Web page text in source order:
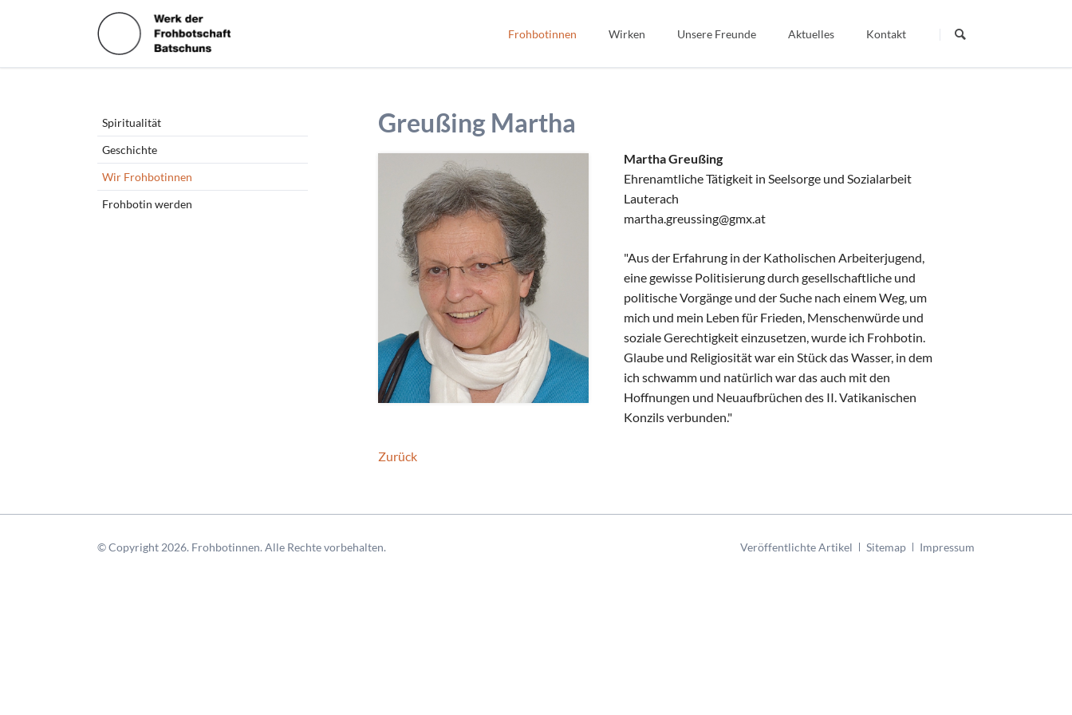
überspringen
Frohbotinnen
Wir Frohbotinnen
Frohbotin werden
Wirken
Soziales
Gastfreundschaft
Interkulturell/Interreligiös
Unsere Freunde Aktuelles Kontakt
Greußing Martha
Martha Greußing
Ehrenamtliche Tätigkeit in Seelsorge und Sozialarbeit
Lauterach
martha.greussing@gmx.at
"Aus der Erfahrung in der Katholischen Arbeiterjugend,
eine gewisse Politisierung durch gesellschaftliche und
politische Vorgänge und der Suche nach einem Weg, um
mich und mein Leben für Frieden, Menschenwürde und
soziale Gerechtigkeit einzusetzen, wurde ich Frohbotin.
Glaube und Religiosität war ein Stück das Wasser, in dem
ich schwamm und natürlich war das auch mit den
Hoffnungen und Neuaufbrüchen des II. Vatikanischen
Konzils verbunden."
Zurück
Navigation
überspringen
Spiritualität
Geschichte
Wir Frohbotinnen
Frohbotin werden
© Copyright 2026. Frohbotinnen. Alle Rechte vorbehalten.
Navigation
Veröffentlichte Artikel Sitemap Impressum